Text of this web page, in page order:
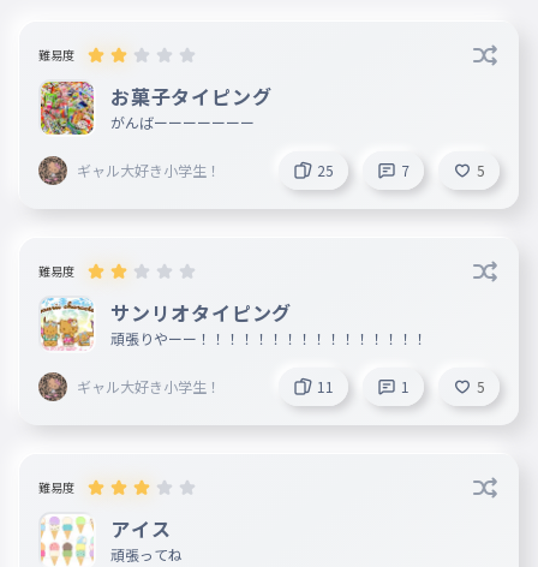
おっとっとがおっととになってるの
難易度
お菓子タイピング
がんばーーーーーーー
ギャル大好き小学生！ 25 7 5
難易度
サンリオタイピング
頑張りやーー！！！！！！！！！！！！！！！！
ギャル大好き小学生！ 11 1 5
難易度
アイス
頑張ってね